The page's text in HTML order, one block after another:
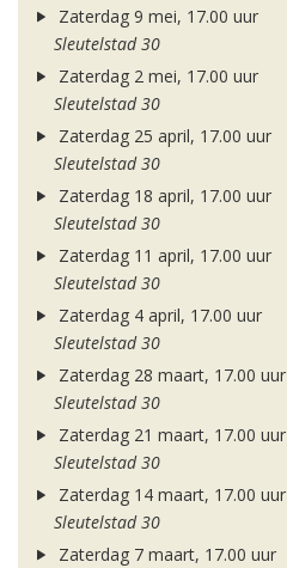
Zaterdag 9 mei, 17.00 uur
Sleutelstad 30
Zaterdag 2 mei, 17.00 uur
Sleutelstad 30
Zaterdag 25 april, 17.00 uur
Sleutelstad 30
Zaterdag 18 april, 17.00 uur
Sleutelstad 30
Zaterdag 11 april, 17.00 uur
Sleutelstad 30
Zaterdag 4 april, 17.00 uur
Sleutelstad 30
Zaterdag 28 maart, 17.00 uur
Sleutelstad 30
Zaterdag 21 maart, 17.00 uur
Sleutelstad 30
Zaterdag 14 maart, 17.00 uur
Sleutelstad 30
Zaterdag 7 maart, 17.00 uur